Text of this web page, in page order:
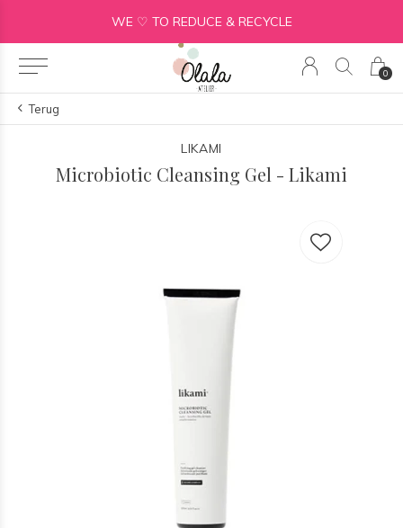
0
WE ♡ TO REDUCE & RECYCLE
Terug
LIKAMI
Microbiotic Cleansing Gel - Likami